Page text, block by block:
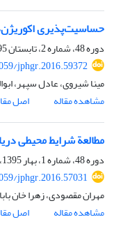
حساسیت‌پذیری
دوره 48، شماره 2، تابستان 1395، صفحه
jphgr.2016.59372
مینا شیروی، عادل سپهر،
مشاهده مقاله
اصل
مطالعة شرایط محیطی
دوره 48، شماره 1، بهار 1395، صفحه
jphgr.2016.57031
مهران مقصودی، زهرا خان
مشاهده مقاله
اصل